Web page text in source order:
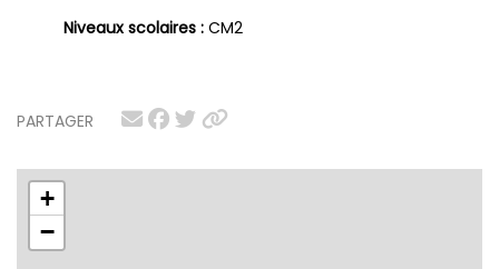
PARTAGER
+
−
Niveaux scolaires : CM2